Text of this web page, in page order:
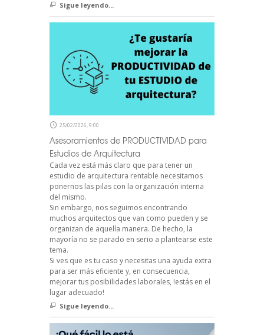
Sigue leyendo...
25/02/2026, 9:00
Asesoramientos de PRODUCTIVIDAD para
Estudios de Arquitectura
Cada vez está más claro que para tener un
estudio de arquitectura rentable necesitamos
ponernos las pilas con la organización interna
del mismo.
Sin embargo, nos seguimos encontrando
muchos arquitectos que van como pueden y se
organizan de aquella manera. De hecho, la
mayoría no se parado en serio a plantearse este
tema.
Si ves que es tu caso y necesitas una ayuda extra
para ser más eficiente y, en consecuencia,
mejorar tus posibilidades laborales, !estás en el
lugar adecuado!
Sigue leyendo...